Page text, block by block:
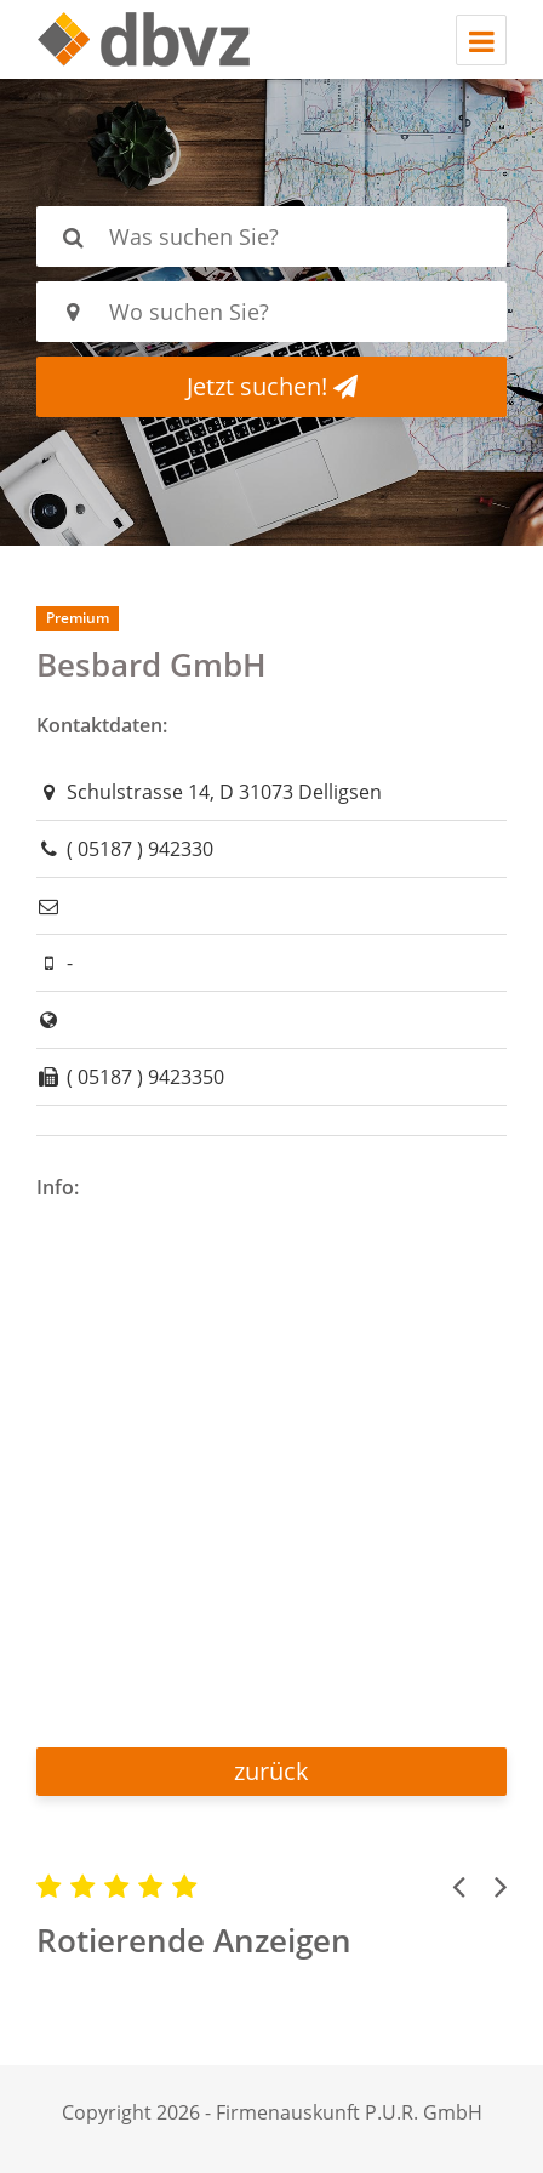
Jetzt suchen!
Besbard GmbH
Premium
Kontaktdaten:
Schulstrasse 14, D 31073 Delligsen
( 05187 ) 942330
-
( 05187 ) 9423350
Info:
zurück
Rotierende Anzeigen
Previous
Next
Copyright 2026 - Firmenauskunft P.U.R. GmbH